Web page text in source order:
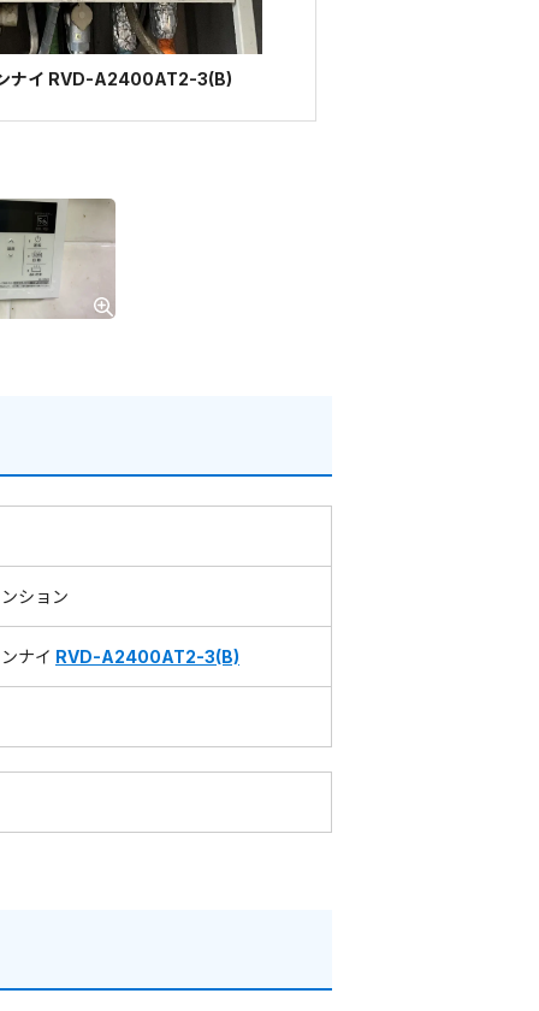
ナイ RVD-A2400AT2-3(B)
ション
ナイ RVD-A2400AT2-3(B)